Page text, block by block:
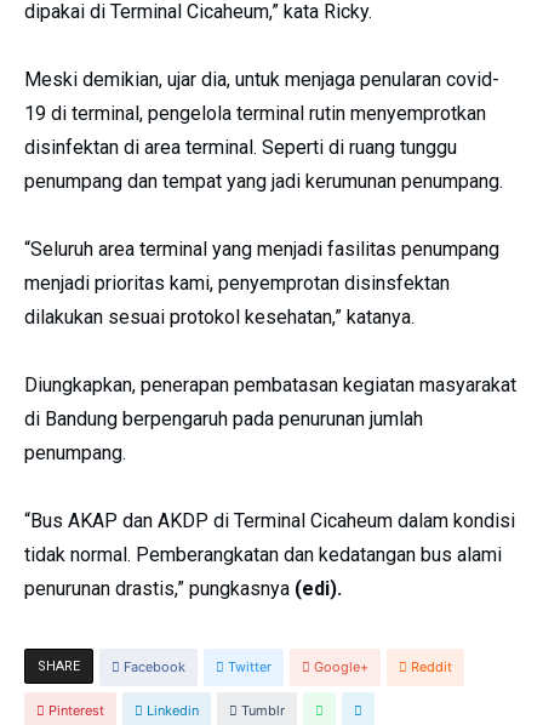
dipakai di Terminal Cicaheum,” kata Ricky.
Meski demikian, ujar dia, untuk menjaga penularan covid-
19 di terminal, pengelola terminal rutin menyemprotkan
disinfektan di area terminal. Seperti di ruang tunggu
penumpang dan tempat yang jadi kerumunan penumpang.
“Seluruh area terminal yang menjadi fasilitas penumpang
menjadi prioritas kami, penyemprotan disinsfektan
dilakukan sesuai protokol kesehatan,” katanya.
Diungkapkan, penerapan pembatasan kegiatan masyarakat
di Bandung berpengaruh pada penurunan jumlah
penumpang.
“Bus AKAP dan AKDP di Terminal Cicaheum dalam kondisi
tidak normal. Pemberangkatan dan kedatangan bus alami
penurunan drastis,” pungkasnya (edi).
SHARE Facebook Twitter Google+ Reddit
Pinterest Linkedin Tumblr